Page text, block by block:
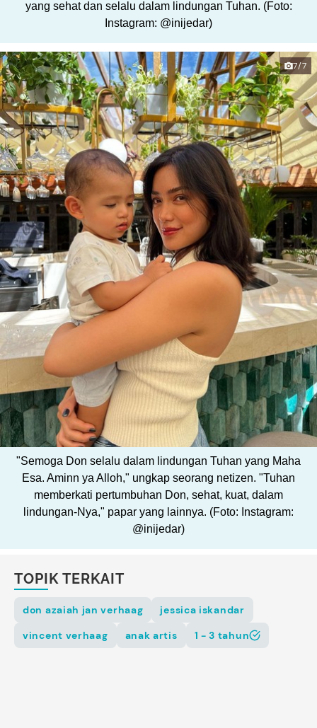
yang sehat dan selalu dalam lindungan Tuhan. (Foto:
Instagram: @inijedar)
7/7
"Semoga Don selalu dalam lindungan Tuhan yang Maha
Esa. Aminn ya Alloh," ungkap seorang netizen. "Tuhan
memberkati pertumbuhan Don, sehat, kuat, dalam
lindungan-Nya," papar yang lainnya. (Foto: Instagram:
@inijedar)
TOPIK TERKAIT
don azaiah jan verhaag
jessica iskandar
vincent verhaag
anak artis 1 - 3 tahun